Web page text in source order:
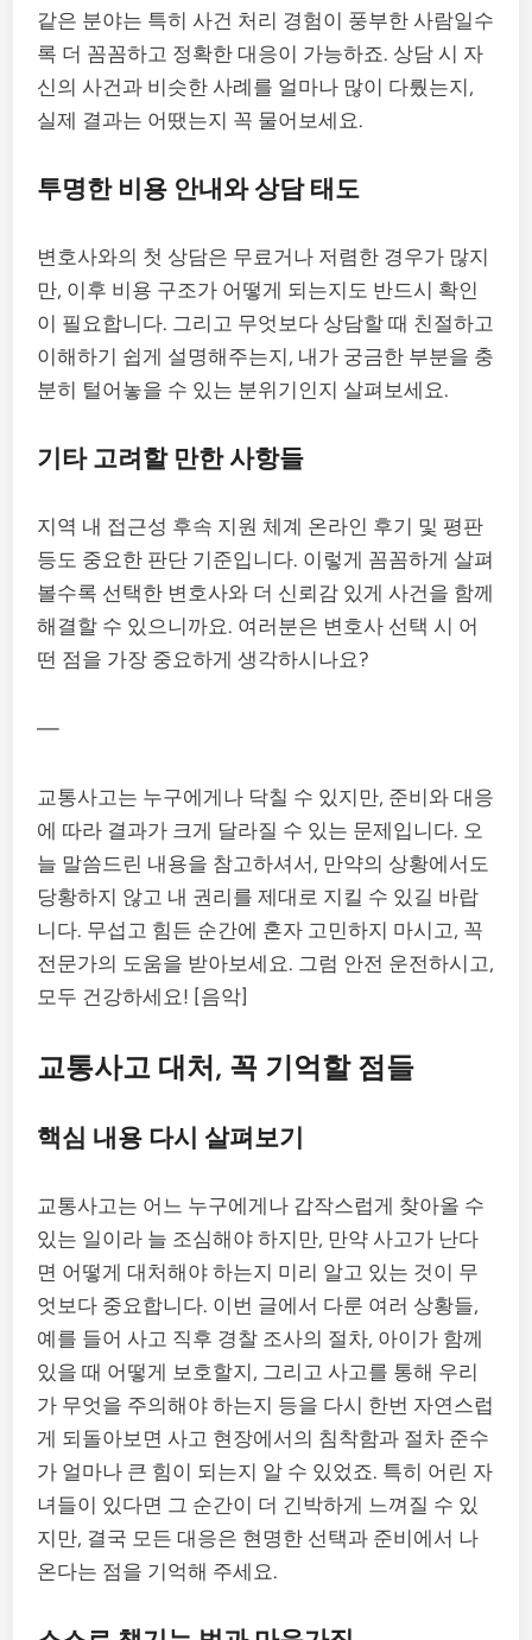
같은 분야는 특히 사건 처리 경험이 풍부한 사람일수
록 더 꼼꼼하고 정확한 대응이 가능하죠. 상담 시 자
신의 사건과 비슷한 사례를 얼마나 많이 다뤘는지,
실제 결과는 어땠는지 꼭 물어보세요.
투명한 비용 안내와 상담 태도
변호사와의 첫 상담은 무료거나 저렴한 경우가 많지
만, 이후 비용 구조가 어떻게 되는지도 반드시 확인
이 필요합니다. 그리고 무엇보다 상담할 때 친절하고
이해하기 쉽게 설명해주는지, 내가 궁금한 부분을 충
분히 털어놓을 수 있는 분위기인지 살펴보세요.
기타 고려할 만한 사항들
지역 내 접근성 후속 지원 체계 온라인 후기 및 평판
등도 중요한 판단 기준입니다. 이렇게 꼼꼼하게 살펴
볼수록 선택한 변호사와 더 신뢰감 있게 사건을 함께
해결할 수 있으니까요. 여러분은 변호사 선택 시 어
떤 점을 가장 중요하게 생각하시나요?
—
교통사고는 누구에게나 닥칠 수 있지만, 준비와 대응
에 따라 결과가 크게 달라질 수 있는 문제입니다. 오
늘 말씀드린 내용을 참고하셔서, 만약의 상황에서도
당황하지 않고 내 권리를 제대로 지킬 수 있길 바랍
니다. 무섭고 힘든 순간에 혼자 고민하지 마시고, 꼭
전문가의 도움을 받아보세요. 그럼 안전 운전하시고,
모두 건강하세요! [음악]
교통사고 대처, 꼭 기억할 점들
핵심 내용 다시 살펴보기
교통사고는 어느 누구에게나 갑작스럽게 찾아올 수
있는 일이라 늘 조심해야 하지만, 만약 사고가 난다
면 어떻게 대처해야 하는지 미리 알고 있는 것이 무
엇보다 중요합니다. 이번 글에서 다룬 여러 상황들,
예를 들어 사고 직후 경찰 조사의 절차, 아이가 함께
있을 때 어떻게 보호할지, 그리고 사고를 통해 우리
가 무엇을 주의해야 하는지 등을 다시 한번 자연스럽
게 되돌아보면 사고 현장에서의 침착함과 절차 준수
가 얼마나 큰 힘이 되는지 알 수 있었죠. 특히 어린 자
녀들이 있다면 그 순간이 더 긴박하게 느껴질 수 있
지만, 결국 모든 대응은 현명한 선택과 준비에서 나
온다는 점을 기억해 주세요.